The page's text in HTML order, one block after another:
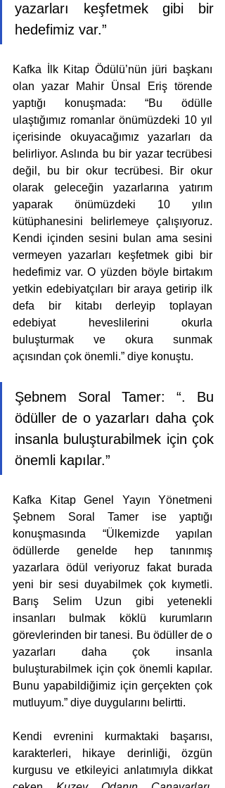
yazarları keşfetmek gibi bir
hedefimiz var.”
Kafka İlk Kitap Ödülü’nün jüri başkanı
olan yazar Mahir Ünsal Eriş törende
yaptığı konuşmada: “Bu ödülle
ulaştığımız romanlar önümüzdeki 10 yıl
içerisinde okuyacağımız yazarları da
belirliyor. Aslında bu bir yazar tecrübesi
değil, bu bir okur tecrübesi. Bir okur
olarak geleceğin yazarlarına yatırım
yaparak önümüzdeki 10 yılın
kütüphanesini belirlemeye çalışıyoruz.
Kendi içinden sesini bulan ama sesini
vermeyen yazarları keşfetmek gibi bir
hedefimiz var. O yüzden böyle birtakım
yetkin edebiyatçıları bir araya getirip ilk
defa bir kitabı derleyip toplayan
edebiyat heveslilerini okurla
buluşturmak ve okura sunmak
açısından çok önemli.” diye konuştu.
Şebnem Soral Tamer: “. Bu
ödüller de o yazarları daha çok
insanla buluşturabilmek için çok
önemli kapılar.”
Kafka Kitap Genel Yayın Yönetmeni
Şebnem Soral Tamer ise yaptığı
konuşmasında “Ülkemizde yapılan
ödüllerde genelde hep tanınmış
yazarlara ödül veriyoruz fakat burada
yeni bir sesi duyabilmek çok kıymetli.
Barış Selim Uzun gibi yetenekli
insanları bulmak köklü kurumların
görevlerinden bir tanesi. Bu ödüller de o
yazarları daha çok insanla
buluşturabilmek için çok önemli kapılar.
Bunu yapabildiğimiz için gerçekten çok
mutluyum.” diye duygularını belirtti.
Kendi evrenini kurmaktaki başarısı,
karakterleri, hikaye derinliği, özgün
kurgusu ve etkileyici anlatımıyla dikkat